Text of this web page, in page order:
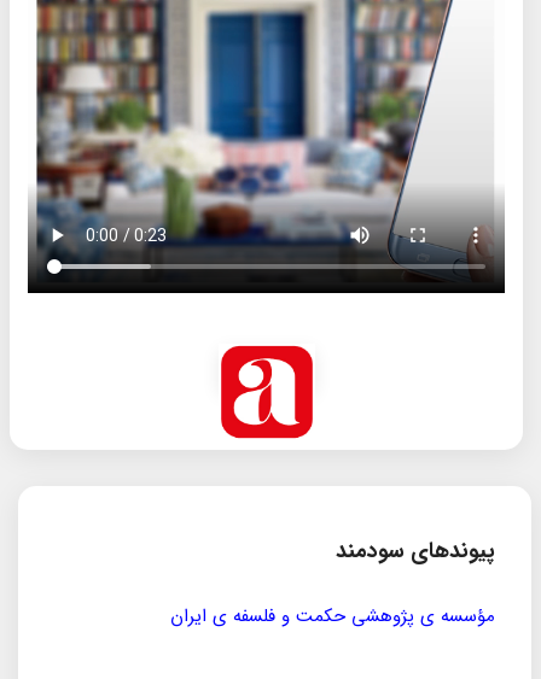
پیوندهای سودمند
مؤسسه ی پژوهشی حکمت و فلسفه ی ایران